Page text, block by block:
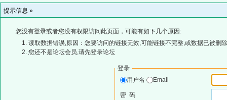
提示信息 »
您没有登录或者您没有权限访问此页面，可能有如下几个原因:
读取数据错误,原因：您要访问的链接无效,可能链接不完整,或数据已被删
您还不是论坛会员,请先登录论坛
登录
用户名
Email
密 码